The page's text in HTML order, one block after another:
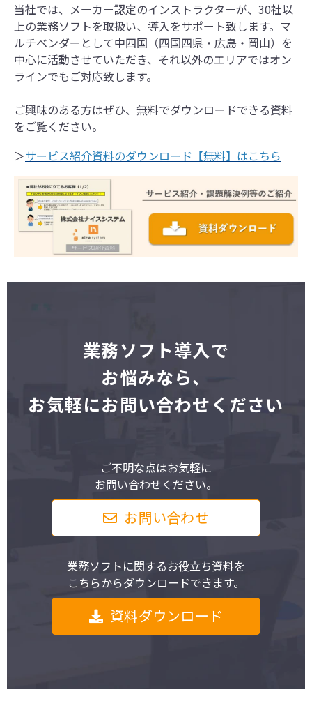
当社では、メーカー認定のインストラクターが、30社以
上の業務ソフトを取扱い、導入をサポート致します。マ
ルチベンダーとして中四国（四国四県・広島・岡山）を
中心に活動させていただき、それ以外のエリアではオン
ラインでもご対応致します。
ご興味のある方はぜひ、無料でダウンロードできる資料
をご覧ください。
＞サービス紹介資料のダウンロード【無料】はこちら
業務ソフト導入で
お悩みなら、
お気軽にお問い合わせください
ご不明な点はお気軽に
お問い合わせください。
お問い合わせ
業務ソフトに関するお役立ち資料を
こちらからダウンロードできます。
資料ダウンロード